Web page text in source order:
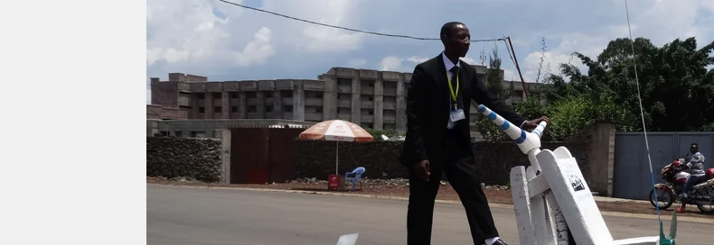
berlin
nord
wahrheit
verlag
verlag